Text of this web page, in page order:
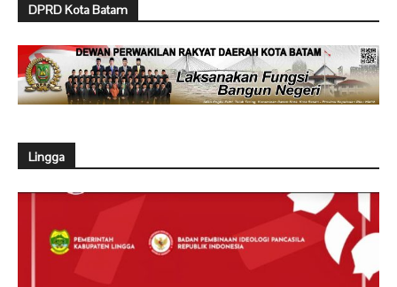
DPRD Kota Batam
Lingga